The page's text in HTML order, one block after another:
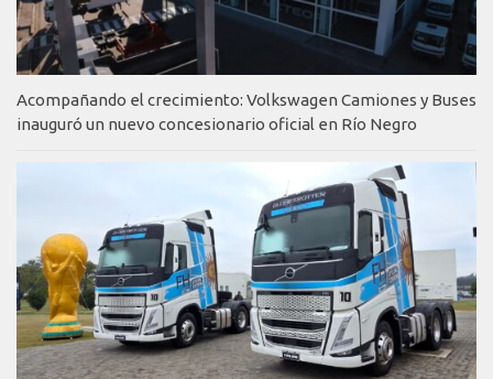
Acompañando el crecimiento: Volkswagen Camiones y Buses
inauguró un nuevo concesionario oficial en Río Negro